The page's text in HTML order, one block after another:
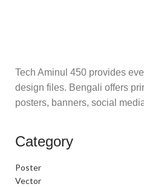
Tech Aminul 450 provides
design files. Bengali offers
posters, banners, social
Category
Poster
Vector